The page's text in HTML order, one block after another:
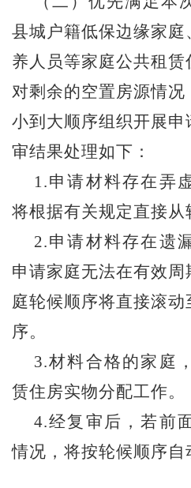
县城户籍低保边缘家
养人员等家庭公共租
对剩余的空置房源情
小到大顺序组织开展
审结果处理如下：
1.申请材料存在弄
将根据有关规定直接从
2.申请材料存在遗
申请家庭无法在有效
庭轮候顺序将直接滚
序。
3.材料合格的家庭
赁住房实物分配工作。
4.经复审后，若前
情况，将按轮候顺序自